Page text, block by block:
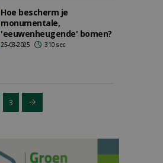
Hoe bescherm je
monumentale,
'eeuwenheugende' bomen?
25-03-2025 310 sec
3